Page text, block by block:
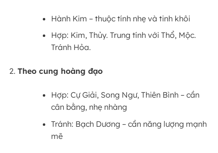
Hành Kim – thuộc tính nhẹ và tinh khôi
Hợp: Kim, Thủy. Trung tính với Thổ, Mộc.
Tránh Hỏa.
Theo cung hoàng đạo
Hợp: Cự Giải, Song Ngư, Thiên Bình – cần
cân bằng, nhẹ nhàng
Tránh: Bạch Dương – cần năng lượng mạnh
mẽ